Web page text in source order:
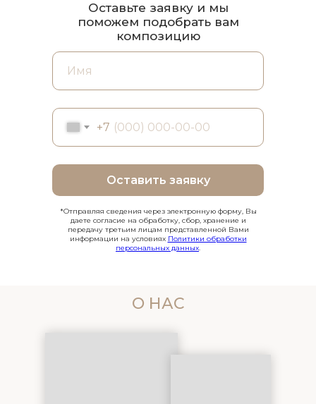
+7
Оставить заявку
Оставьте заявку и мы
поможем подобрать вам
композицию
*Отправляя сведения через электронную форму, Вы
даете согласие на обработку, сбор, хранение и
передачу третьим лицам представленной Вами
информации на условиях Политики обработки
персональных данных.
О НАС